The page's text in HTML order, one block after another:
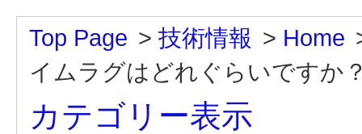
Top Page > 技術情報 > Home
イムラグはどれぐらいですか
カテゴリー表示